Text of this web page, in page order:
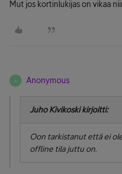
Mut jos kortinlukijas on vikaa
A Anonymous
Juho Kivikoski kirjoitti:
Oon tarkistanut että ei
offline tila juttu on.